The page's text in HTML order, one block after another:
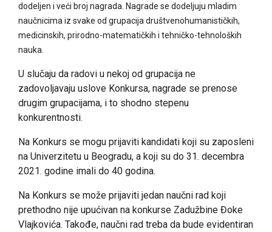
dodeljen i veći broj nagrada. Nagrade se dodeljuju mladim
naučnicima iz svake od grupacija društvenohumanističkih,
medicinskih, prirodno-matematičkih i tehničko-tehnoloških
nauka.
U slučaju da radovi u nekoj od grupacija ne
zadovoljavaju uslove Konkursa, nagrade se prenose
drugim grupacijama, i to shodno stepenu
konkurentnosti.
Na Konkurs se mogu prijaviti kandidati koji su zaposleni
na Univerzitetu u Beogradu, a koji su do 31. decembra
2021. godine imali do 40 godina.
Na Konkurs se može prijaviti jedan naučni rad koji
prethodno nije upućivan na konkurse Zadužbine Đoke
Vlajkovića. Takođe, naučni rad treba da bude evidentiran